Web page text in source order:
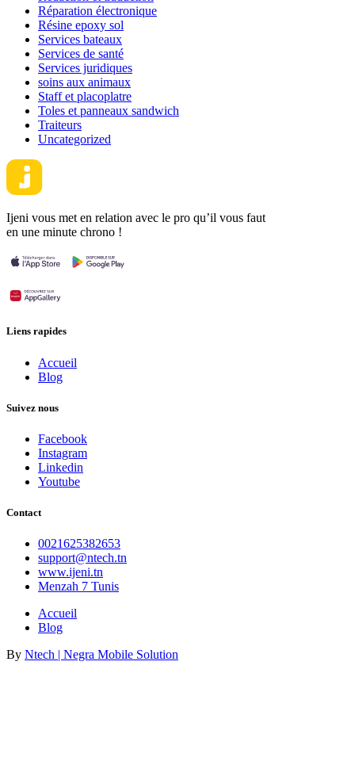
Réparation électronique
Résine epoxy sol
Services bateaux
Services de santé
Services juridiques
soins aux animaux
Staff et placoplatre
Toles et panneaux sandwich
Traiteurs
Uncategorized
Ijeni vous met en relation avec le pro qu’il vous faut
en une minute chrono !
Liens rapides
Accueil
Blog
Suivez nous
Facebook
Instagram
Linkedin
Youtube
Contact
0021625382653
support@ntech.tn
www.ijeni.tn
Menzah 7 Tunis
Accueil
Blog
By Ntech | Negra Mobile Solution